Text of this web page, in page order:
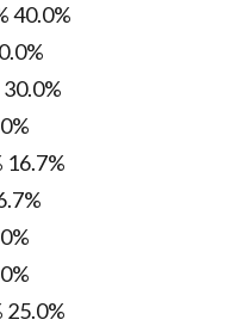
40.0%
16.7%
25.0%